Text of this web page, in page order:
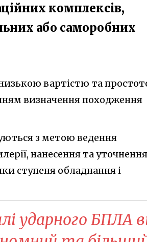
комплексів,
або саморобних
вартістю та
визначення походження
з метою ведення
нанесення та уточнення
ступеня обладнання і
ударного БПЛА